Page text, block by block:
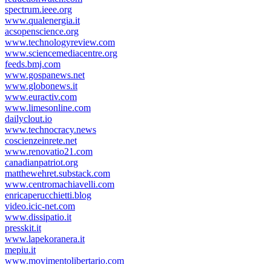
spectrum.ieee.org
www.qualenergia.it
acsopenscience.org
www.technologyreview.com
www.sciencemediacentre.org
feeds.bmj.com
www.gospanews.net
www.globonews.it
www.euractiv.com
www.limesonline.com
dailyclout.io
www.technocracy.news
coscienzeinrete.net
www.renovatio21.com
canadianpatriot.org
matthewehret.substack.com
www.centromachiavelli.com
enricaperucchietti.blog
video.icic-net.com
www.dissipatio.it
presskit.it
www.lapekoranera.it
mepiu.it
www.movimentolibertario.com